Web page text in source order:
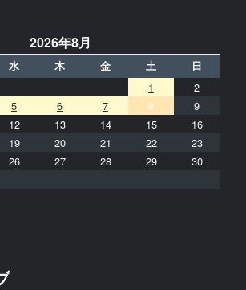
2026年8月
水 木 金 土 日
1
2
5 6 7 8
9
12 13 14 15
16
19 20 21 22
23
26 27 28 29
30